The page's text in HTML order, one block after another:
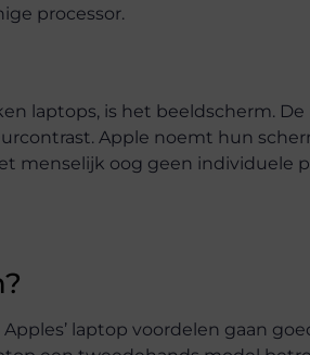
processor.
laptops, is het beeldscherm. De
Apple noemt hun
menselijk oog geen individuele
laptop voordelen gaan